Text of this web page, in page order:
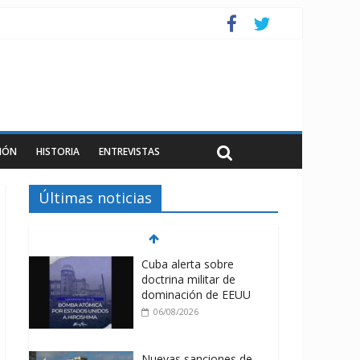
HISTORIA ENTREVISTAS
Últimas noticias
Cuba alerta sobre
doctrina militar de
dominación de EEUU
06/08/2026